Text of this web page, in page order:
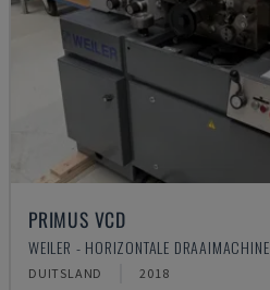
PRIMUS VCD
WEILER - HORIZONTALE DRAAIMACHINE
DUITSLAND 2018